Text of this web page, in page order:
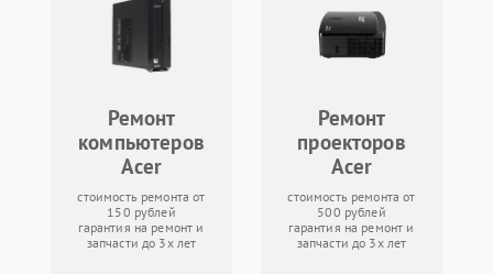
Ремонт
компьютеров
Acer
стоимость ремонта от
150 рублей
гарантия на ремонт и
запчасти до 3х лет
Ремонт
проекторов
Acer
стоимость ремонта от
500 рублей
гарантия на ремонт и
запчасти до 3х лет